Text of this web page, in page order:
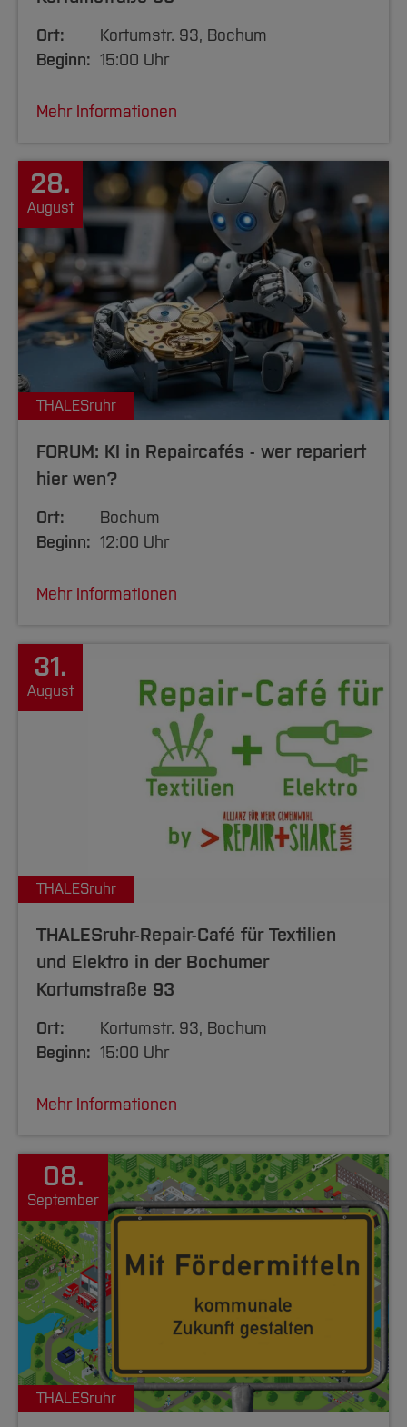
Ort:
Kortumstr. 93, Bochum
Beginn: 15:00 Uhr
Mehr Informationen
THALESruhr
28.
August
FORUM: KI in Repaircafés - wer repariert
hier wen?
Ort:
Bochum
Beginn: 12:00 Uhr
Mehr Informationen
THALESruhr
31.
August
THALESruhr-Repair-Café für Textilien
und Elektro in der Bochumer
Kortumstraße 93
Ort:
Kortumstr. 93, Bochum
Beginn: 15:00 Uhr
Mehr Informationen
THALESruhr
08.
September